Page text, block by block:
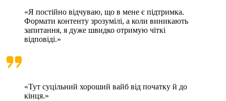
«Я постійно відчуваю, що в мене є підтримка.
Формати контенту зрозумілі, а коли виникають
запитання, я дуже швидко отримую чіткі
відповіді.»
«Тут суцільний хороший вайб від початку й до
кінця.»